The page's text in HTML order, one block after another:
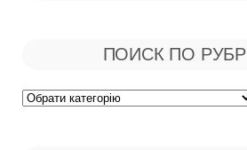
ПОИСК ПО
Поиск